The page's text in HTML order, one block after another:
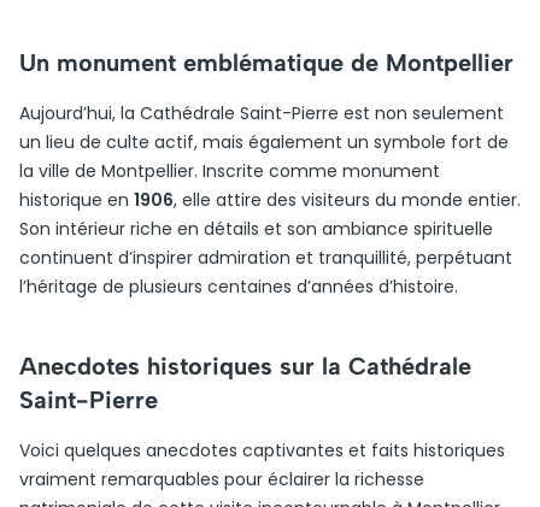
Un monument emblématique de Montpellier
Aujourd’hui, la Cathédrale Saint-Pierre est non seulement
un lieu de culte actif, mais également un symbole fort de
la ville de Montpellier. Inscrite comme monument
historique en 1906, elle attire des visiteurs du monde entier.
Son intérieur riche en détails et son ambiance spirituelle
continuent d’inspirer admiration et tranquillité, perpétuant
l’héritage de plusieurs centaines d’années d’histoire.
Anecdotes historiques sur la Cathédrale
Saint-Pierre
Voici quelques anecdotes captivantes et faits historiques
vraiment remarquables pour éclairer la richesse